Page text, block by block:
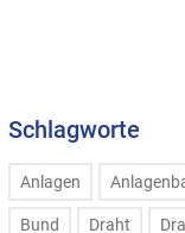
Schlagworte
Anlagen
Bund Draht